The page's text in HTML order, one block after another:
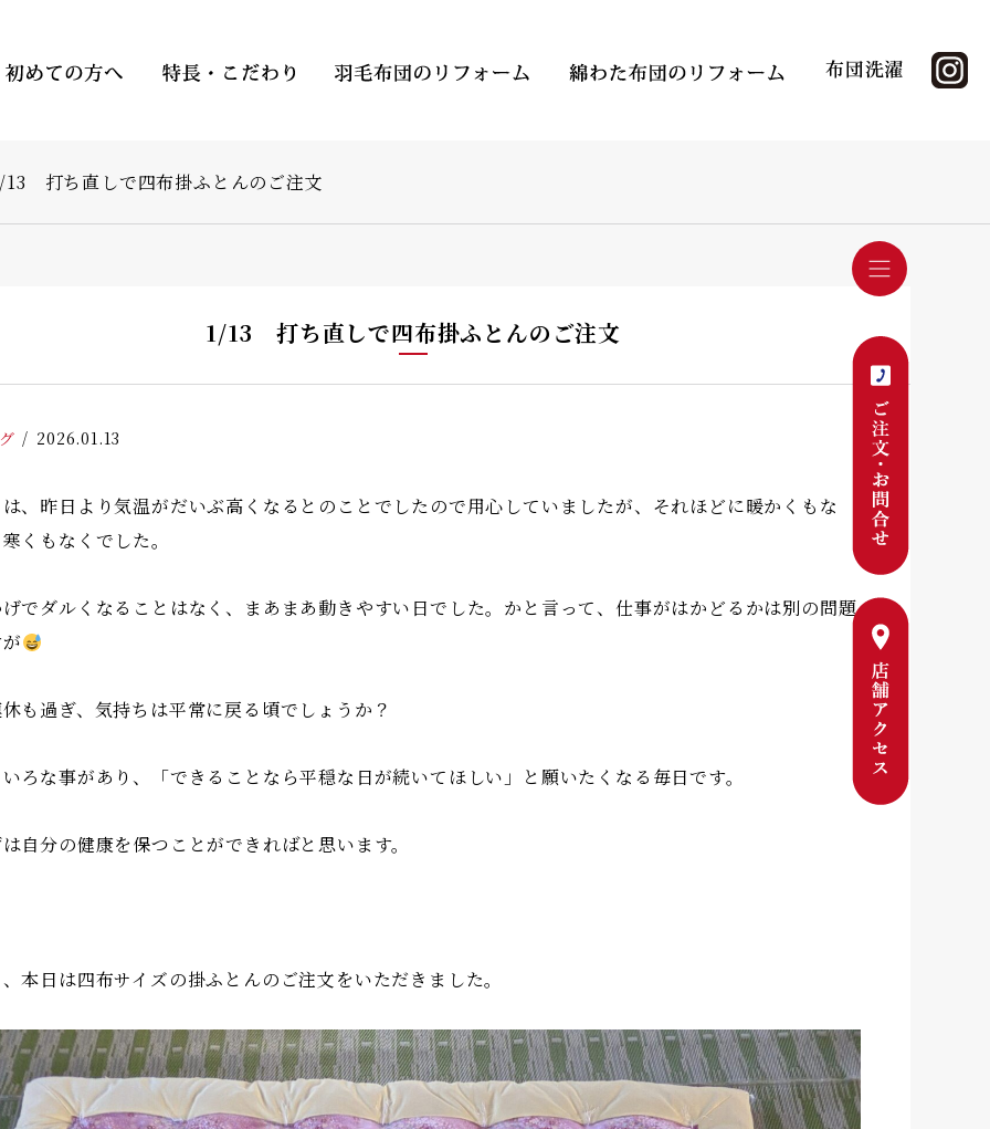
13 打ち直しで四布掛ふとんのご注文
1/13 打ち直しで四布掛ふとんのご注文
2026.01.13
、昨日より気温がだいぶ高くなるとのことでしたので用心していましたが、それほどに暖かくもな
くもなくでした。
でダルくなることはなく、まあまあ動きやすい日でした。かと言って、仕事がはかどるかは別の問題
も過ぎ、気持ちは平常に戻る頃でしょうか？
ろな事があり、「できることなら平穏な日が続いてほしい」と願いたくなる毎日です。
自分の健康を保つことができればと思います。
本日は四布サイズの掛ふとんのご注文をいただきました。